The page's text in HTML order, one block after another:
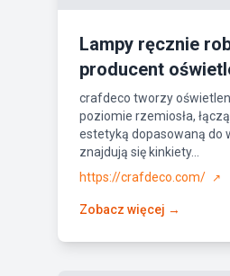
Lampy ręcznie
producent
crafdeco tworzy
poziomie rzemiosła,
estetyką dopasowaną do
znajdują się kinkiety...
https://crafdeco.com/
↗
Zobacz więcej →